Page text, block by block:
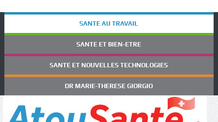
SANTE AU TRAVAIL
SANTE ET BIEN-ETRE
SANTE ET NOUVELLES TECHNOLOGIES
DR MARIE-THERESE GIORGIO